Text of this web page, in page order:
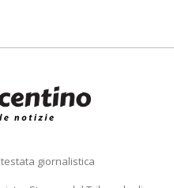
testata giornalistica